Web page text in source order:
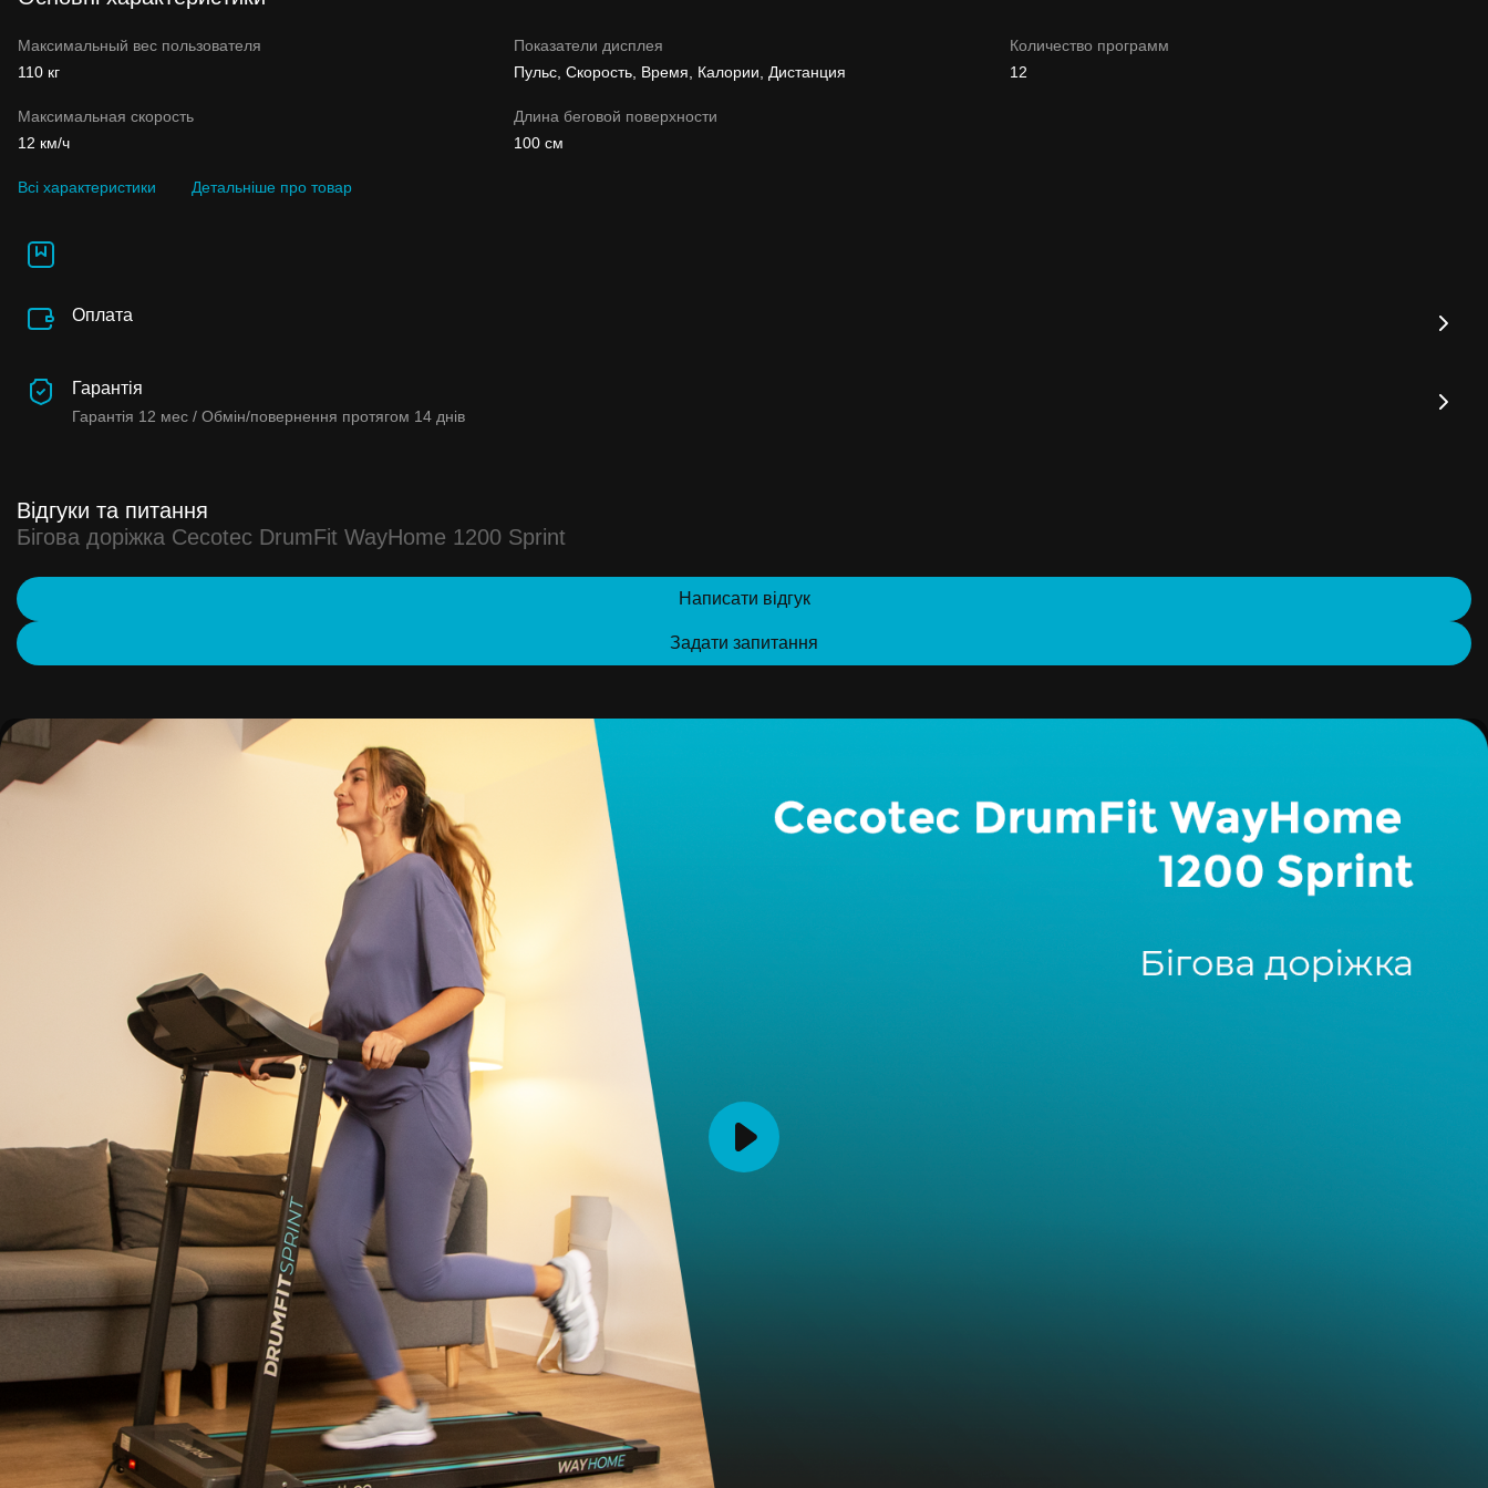
Максимальный вес пользователя
110 кг
Показатели дисплея
Пульс, Скорость, Время, Калории, Дистанция
Количество программ
12
Максимальная скорость
12 км/ч
Длина беговой поверхности
100 см
Всі характеристики Детальніше про товар
Оплата
Гарантія
Гарантія 12 мес / Обмін/повернення протягом 14 днів
Відгуки та питання
Бігова доріжка Cecotec DrumFit WayHome 1200 Sprint
Написати відгук
Задати запитання